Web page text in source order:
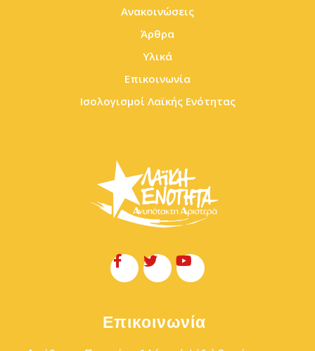
Ανακοινώσεις
Άρθρα
Υλικά
Επικοινωνία
Ισολογισμοί Λαϊκής Ενότητας
Επικοινωνία